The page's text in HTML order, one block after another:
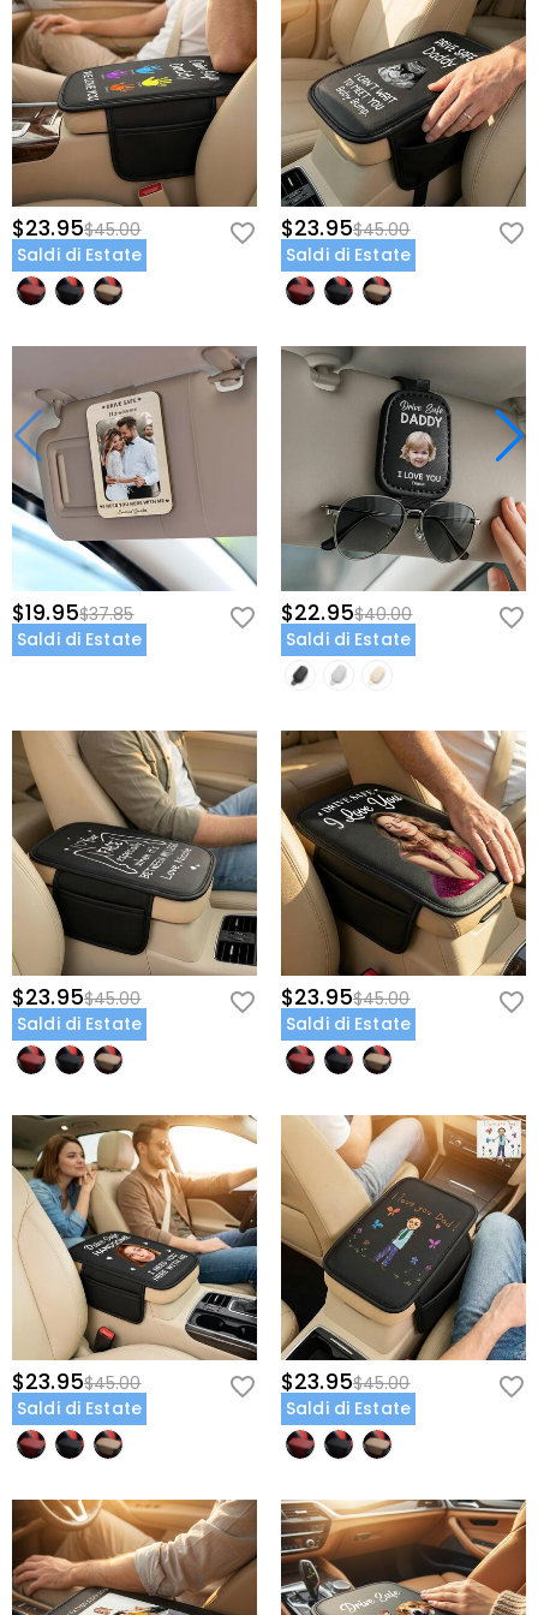
$23.95$45.00
Saldi di Estate
$23.95$45.00
Saldi di Estate
$19.95$37.85
Saldi di Estate
$22.95$40.00
Saldi di Estate
$23.95$45.00
Saldi di Estate
$23.95$45.00
Saldi di Estate
$23.95$45.00
Saldi di Estate
$23.95$45.00
Saldi di Estate